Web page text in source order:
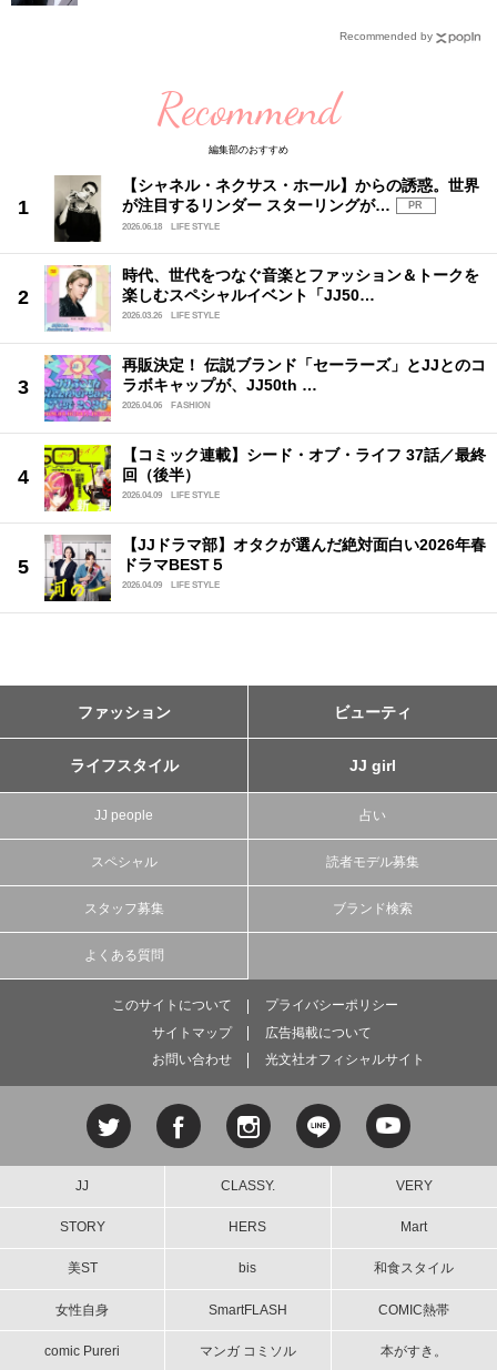
Recommended by
Recommend
編集部のおすすめ
【シャネル・ネクサス・ホール】からの誘惑。世界
が注目するリンダー スターリングが…
PR
2026.06.18
LIFE STYLE
時代、世代をつなぐ音楽とファッション＆トークを
楽しむスペシャルイベント「JJ50…
2026.03.26 LIFE STYLE
再販決定！ 伝説ブランド「セーラーズ」とJJとのコ
ラボキャップが、JJ50th …
2026.04.06 FASHION
【コミック連載】シード・オブ・ライフ 37話／最終
回（後半）
2026.04.09 LIFE STYLE
【JJドラマ部】オタクが選んだ絶対面白い2026年春
ドラマBEST５
2026.04.09 LIFE STYLE
ファッション ビューティ
ライフスタイル JJ girl
JJ people 占い
スペシャル 読者モデル募集
スタッフ募集 ブランド検索
よくある質問
このサイトについて
プライバシーポリシー
サイトマップ
広告掲載について
お問い合わせ
光文社オフィシャルサイト
JJ CLASSY. VERY
STORY HERS Mart
美ST bis 和食スタイル
女性自身 SmartFLASH COMIC熱帯
comic Pureri マンガ コミソル 本がすき。